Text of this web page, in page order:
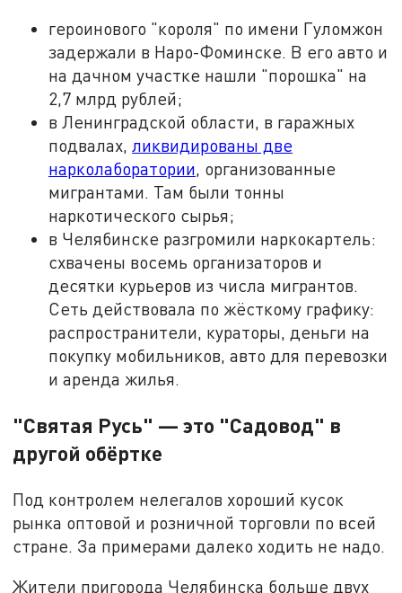
героинового "короля" по имени Гуломжон
задержали в Наро-Фоминске. В его авто и
на дачном участке нашли "порошка" на
2,7 млрд рублей;
в Ленинградской области, в гаражных
подвалах, ликвидированы две
нарколаборатории , организованные
мигрантами. Там были тонны
наркотического сырья;
в Челябинске разгромили наркокартель:
схвачены восемь организаторов и
десятки курьеров из числа мигрантов.
Сеть действовала по жёсткому графику:
распространители, кураторы, деньги на
покупку мобильников, авто для перевозки
и аренда жилья.
"Святая Русь" — это "Садовод" в
другой обёртке
Под контролем нелегалов хороший кусок
рынка оптовой и розничной торговли по всей
стране. За примерами далеко ходить не надо.
Жители пригорода Челябинска больше двух